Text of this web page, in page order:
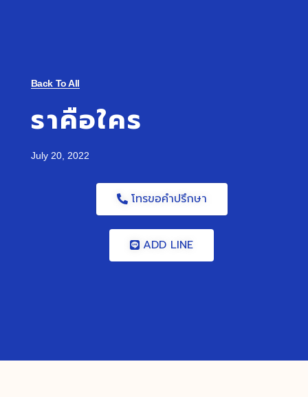
Back To All
ราคือใคร
July 20, 2022
โทรขอคำปรึกษา
ADD LINE